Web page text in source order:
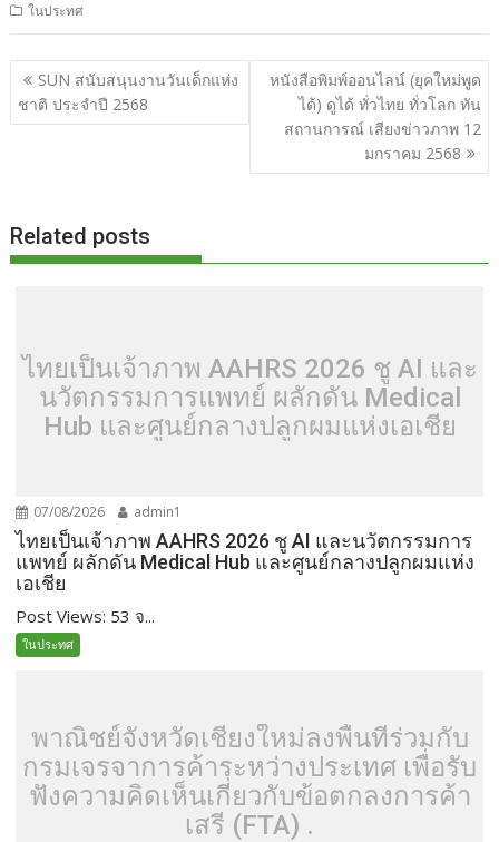
e
b
o
o
itt
er
d
di
t
e g
g
er
m
bl
r
er
e
st
p
y
Li
n
k
ar
e
ในประทศ
แนะแนว
เรื่อง
SUN สนับสนุนงานวันเด็กแห่ง
ชาติ ประจำปี 2568
หนังสือพิมพ์ออนไลน์ (ยุคใหม่พูด
ได้) ดูได้ ทั่วไทย ทั่วโลก ทัน
สถานการณ์ เสียงข่าวภาพ 12
มกราคม 2568
Related posts
ไทยเป็นเจ้าภาพ AAHRS 2026 ชู AI และ
นวัตกรรมการแพทย์ ผลักดัน Medical
Hub และศูนย์กลางปลูกผมแห่งเอเชีย
07/08/2026 admin1
ไทยเป็นเจ้าภาพ AAHRS 2026 ชู AI และนวัตกรรมการ
แพทย์ ผลักดัน Medical Hub และศูนย์กลางปลูกผมแห่ง
เอเชีย
Post Views: 53 จ...
ในประทศ
พาณิชย์จังหวัดเชียงใหม่ลงพื้นที่ร่วมกับ
กรมเจรจาการค้าระหว่างประเทศ เพื่อรับ
ฟังความคิดเห็นเกี่ยวกับข้อตกลงการค้า
เสรี (FTA) .